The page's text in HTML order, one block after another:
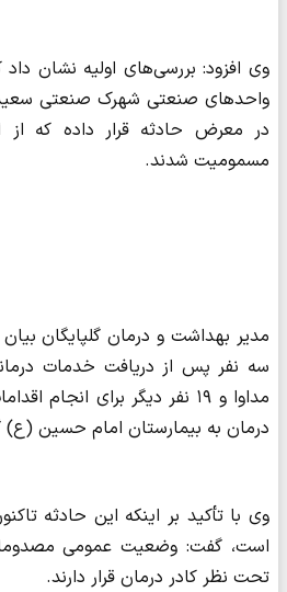
وی افزود: بررسی‌های اولیه نشان
مسمومیت شدند.
مدیر بهداشت و درمان گلپایگان
سه نفر پس از دریافت خدمات
مداوا و ۱۹ نفر دیگر برای
درمان به بیمارستان امام حسین (ع)
وی با تأکید بر اینکه این حادثه
است، گفت: وضعیت عمومی
تحت نظر کادر درمان قرار دارند.